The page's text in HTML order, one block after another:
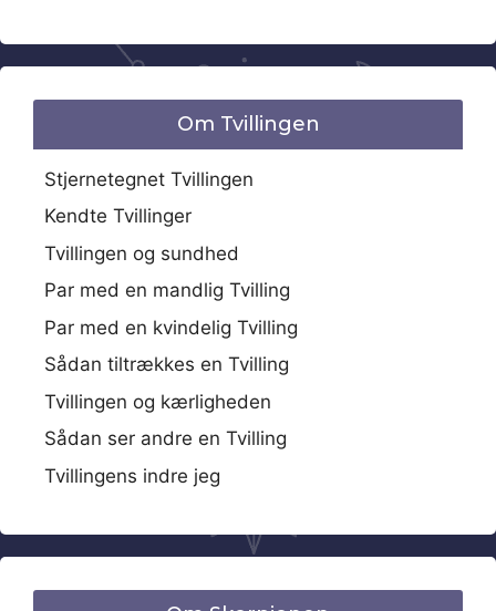
Om Tvillingen
Stjernetegnet Tvillingen
Kendte Tvillinger
Tvillingen og sundhed
Par med en mandlig Tvilling
Par med en kvindelig Tvilling
Sådan tiltrækkes en Tvilling
Tvillingen og kærligheden
Sådan ser andre en Tvilling
Tvillingens indre jeg